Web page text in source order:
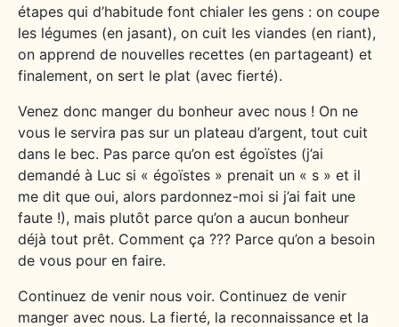
étapes qui d’habitude font chialer les gens : on coupe
les légumes (en jasant), on cuit les viandes (en riant),
on apprend de nouvelles recettes (en partageant) et
finalement, on sert le plat (avec fierté).
Venez donc manger du bonheur avec nous ! On ne
vous le servira pas sur un plateau d’argent, tout cuit
dans le bec. Pas parce qu’on est égoïstes (j’ai
demandé à Luc si « égoïstes » prenait un « s » et il
me dit que oui, alors pardonnez-moi si j’ai fait une
faute !), mais plutôt parce qu’on a aucun bonheur
déjà tout prêt. Comment ça ??? Parce qu’on a besoin
de vous pour en faire.
Continuez de venir nous voir. Continuez de venir
manger avec nous. La fierté, la reconnaissance et la